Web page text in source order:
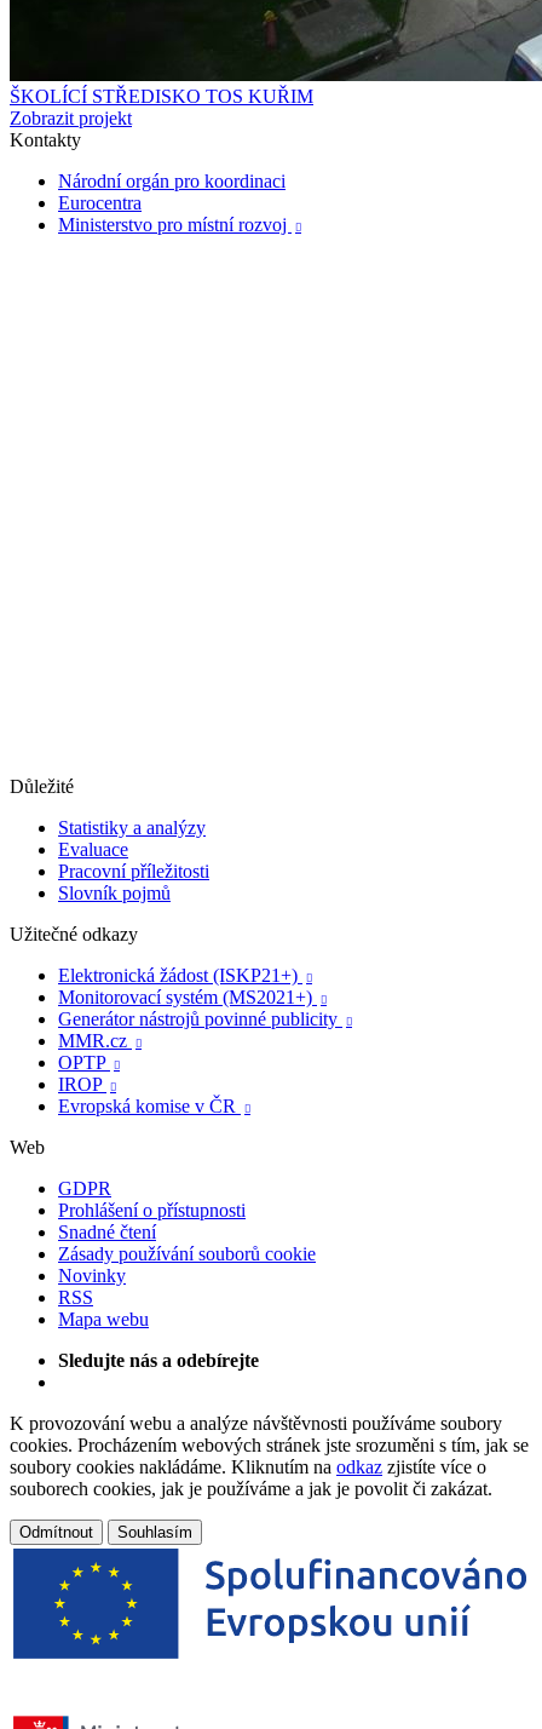
ŠKOLÍCÍ STŘEDISKO TOS KUŘIM
Zobrazit projekt
Kontakty
Národní orgán pro koordinaci
Eurocentra
Ministerstvo pro místní rozvoj

Důležité
Statistiky a analýzy
Evaluace
Pracovní příležitosti
Slovník pojmů
Užitečné odkazy
Elektronická žádost (ISKP21+)

Monitorovací systém (MS2021+) 
Generátor nástrojů povinné publicity 
MMR.cz 
OPTP 
IROP 
Evropská komise v ČR 
Web
GDPR
Prohlášení o přístupnosti
Snadné čtení
Zásady používání souborů cookie
Novinky
RSS
Mapa webu
Sledujte nás a odebírejte
K provozování webu a analýze návštěvnosti používáme soubory
cookies. Procházením webových stránek jste srozuměni s tím, jak se
soubory cookies nakládáme. Kliknutím na odkaz zjistíte více o
souborech cookies, jak je používáme a jak je povolit či zakázat.
Odmítnout Souhlasím